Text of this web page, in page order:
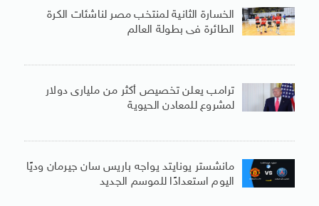
الخسارة الثانية لمنتخب مصر لناشئات الكرة
الطائرة فى بطولة العالم
ترامب يعلن تخصيص أكثر من مليارى دولار
لمشروع للمعادن الحيوية
مانشستر يونايتد يواجه باريس سان جيرمان وديًا
اليوم استعدادًا للموسم الجديد